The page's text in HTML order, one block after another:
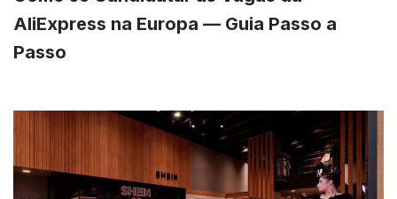
AliExpress na Europa — Guia Passo a
Passo